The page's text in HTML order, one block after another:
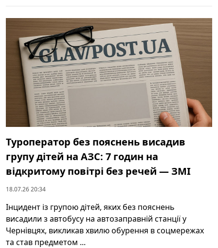
Туроператор без пояснень висадив
групу дітей на АЗС: 7 годин на
відкритому повітрі без речей — ЗМІ
18.07.26 20:34
Інцидент із групою дітей, яких без пояснень
висадили з автобусу на автозаправній станції у
Чернівцях, викликав хвилю обурення в соцмережах
та став предметом ...